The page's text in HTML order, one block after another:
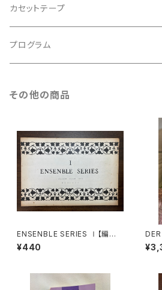
バロック
ルネサンス
古楽
古楽以外
カセットテープ
古楽
プログラム
その他の商品
ENSENBLE SERIES Ⅰ【編集：
東京コレギウム】出版社：東京コ
レギウム出版部
¥440
ura